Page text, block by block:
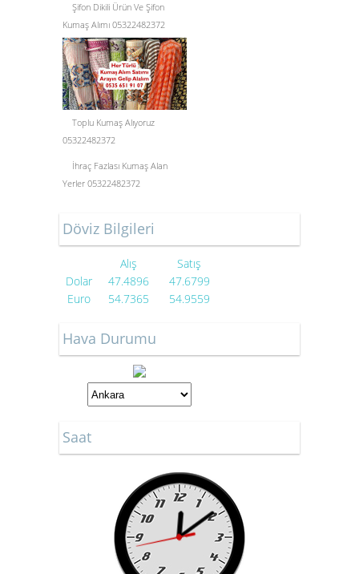
Şifon Dikili Ürün Ve Şifon
Kumaş Alımı 05322482372
Toplu Kumaş Alıyoruz
05322482372
İhraç Fazlası Kumaş Alan
Yerler 05322482372
Döviz Bilgileri
Alış
Satış
Dolar
47.4896
47.6799
Euro
54.7365 54.9559
Hava Durumu
Saat